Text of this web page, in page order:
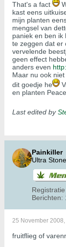
That's a fact
kast eens
mijn planten
mengsel van
paniek en ben ik
te zeggen dat er
vervelende
geen effect
anders even
Maar nu ook
dit goedje he
en planten
Last edited by
Painkiller
Ultra
Berichten:
25 November 2008,
fruitflieg of